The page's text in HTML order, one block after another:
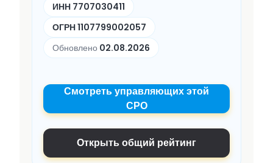
ИНН 7707030411
ОГРН 1107799002057
Обновлено 02.08.2026
Смотреть управляющих этой
СРО
Открыть общий рейтинг